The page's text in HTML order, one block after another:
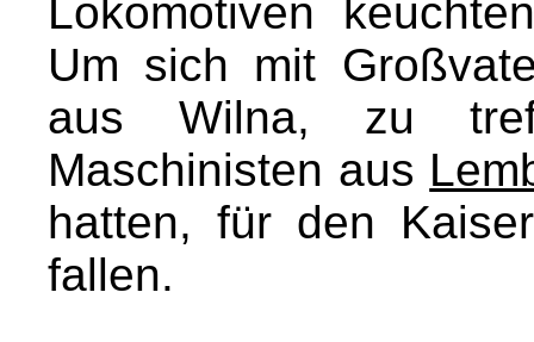
Lokomotiven
Um sich mit
aus Wilna, zu
Maschinisten aus
hatten, für den
fallen.